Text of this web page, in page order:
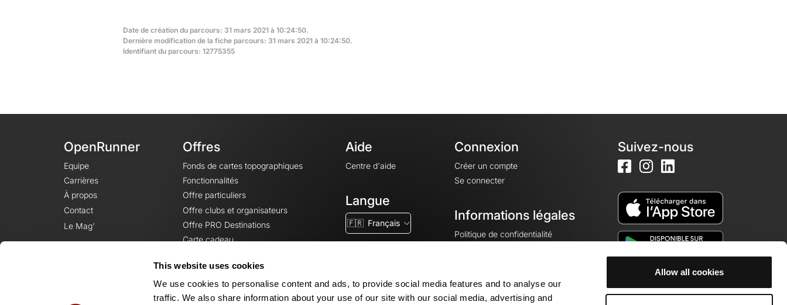
This website uses cookies
We use cookies to personalise content and ads, to provide social media features and to analyse our
traffic. We also share information about your use of our site with our social media, advertising and
Allow all cookies
Date de création du parcours: 31 mars 2021 à 10:24:50.
Dernière modification de la fiche parcours: 31 mars 2021 à 10:24:50.
Identifiant du parcours: 12775355
OpenRunner
Equipe
Carrières
À propos
Contact
Le Mag'
Offres
Fonds de cartes topographiques
Fonctionnalités
Offre particuliers
Offre clubs et organisateurs
Offre PRO Destinations
Carte cadeau
Aide
Centre d'aide
Langue
🇫🇷 Français
Connexion
Créer un compte
Se connecter
Informations légales
Politique de confidentialité
Mentions légales
Paramètres des cookies
Suivez-nous